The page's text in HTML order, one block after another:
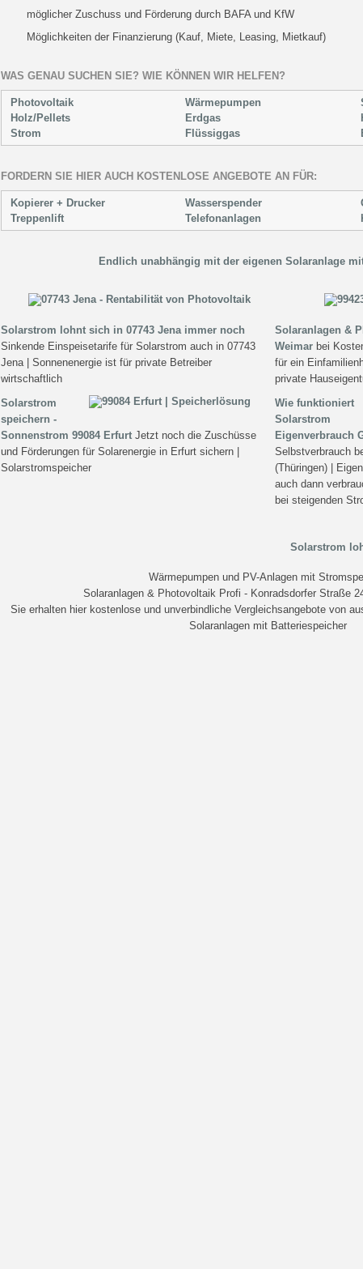
möglicher Zuschuss und Förderung durch BAFA und KfW
Möglichkeiten der Finanzierung (Kauf, Miete, Leasing, Mietkauf)
WAS GENAU SUCHEN SIE? WIE KÖNNEN WIR HELFEN?
Photovoltaik
Holz/Pellets
Strom
Wärmepumpen
Erdgas
Flüssiggas
FORDERN SIE HIER AUCH KOSTENLOSE ANGEBOTE AN FÜR:
Kopierer + Drucker
Treppenlift
Wasserspender
Telefonanlagen
Endlich unabhängig mit der eigenen Solaranlage
Solarstrom lohnt sich in 07743 Jena immer noch
Sinkende Einspeisetarife für Solarstrom auch in 07743
Jena | Sonnenenergie ist für private Betreiber
wirtschaftlich
Solarstrom
speichern -
Sonnenstrom 99084 Erfurt Jetzt noch die Zuschüsse
und Förderungen für Solarenergie in Erfurt sichern |
Solarstromspeicher
Solaranlagen &
Weimar bei
für ein
private
Wie funktioniert
Solarstrom
Eigenverbrauch
Selbstverbrauch
(Thüringen) |
auch dann
bei steigenden
Solarstrom
Wärmepumpen und PV-Anlagen mit
Solaranlagen & Photovoltaik Profi - Konradsdorfer Straße
Sie erhalten hier kostenlose und unverbindliche Vergleichsangebote von
Solaranlagen mit Batteriespeicher